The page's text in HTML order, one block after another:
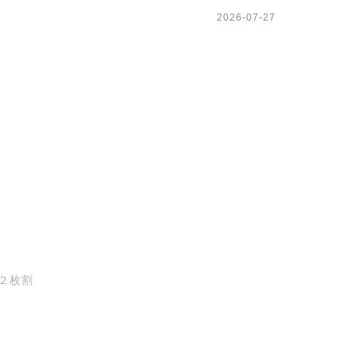
2026-07-27
枚割